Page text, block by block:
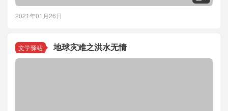
2021年01月26日
文学驿站 地球灾难之洪水无情